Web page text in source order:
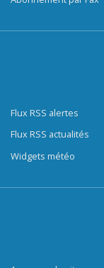
Flux RSS alertes
Flux RSS actualités
Widgets météo